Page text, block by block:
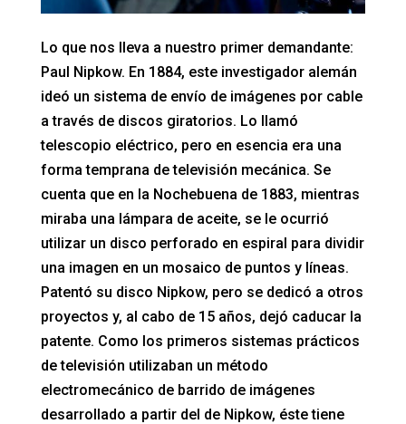
Lo que nos lleva a nuestro primer demandante:
Paul Nipkow. En 1884, este investigador alemán
ideó un sistema de envío de imágenes por cable
a través de discos giratorios. Lo llamó
telescopio eléctrico, pero en esencia era una
forma temprana de televisión mecánica. Se
cuenta que en la Nochebuena de 1883, mientras
miraba una lámpara de aceite, se le ocurrió
utilizar un disco perforado en espiral para dividir
una imagen en un mosaico de puntos y líneas.
Patentó su disco Nipkow, pero se dedicó a otros
proyectos y, al cabo de 15 años, dejó caducar la
patente. Como los primeros sistemas prácticos
de televisión utilizaban un método
electromecánico de barrido de imágenes
desarrollado a partir del de Nipkow, éste tiene